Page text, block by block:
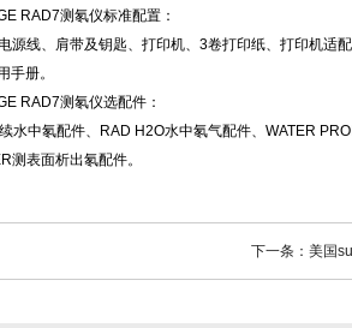
RAD7测氡仪标准配置：
源线、肩带及钥匙、打印机、3卷打印纸、打印机适
手册。
RAD7测氡仪选配件：
水中氡配件、RAD H2O水中氡气配件、WATER
测表面析出氡配件。
下一条：美国